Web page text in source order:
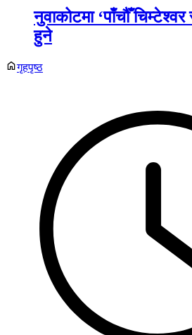
नुवाकोटमा ‘पाँचौँ चिम्टेश्वर
हुने
गृहपृष्ठ